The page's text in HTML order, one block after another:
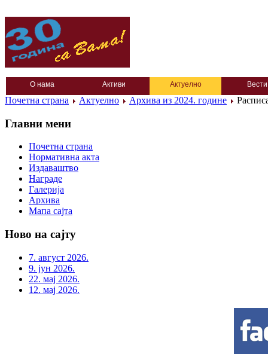
О нама Активи Актуелно Вести
Почетна страна Актуелно Архива из 2024. године
Главни мени
Почетна страна
Нормативна акта
Издаваштво
Награде
Галерија
Архива
Мапа сајта
Ново на сајту
7. август 2026.
9. јун 2026.
22. мај 2026.
12. мај 2026.